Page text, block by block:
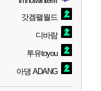
갓겜팰월드
디바람
투유toyou
아댕 ADANG